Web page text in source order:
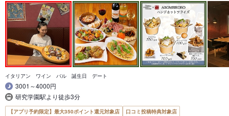
イタリアン ワイン バル 誕生日 デート
3001～4000円
研究学園駅より徒歩3分
【アプリ予約限定】最大350ポイント還元対象店
口コミ投稿特典対象店